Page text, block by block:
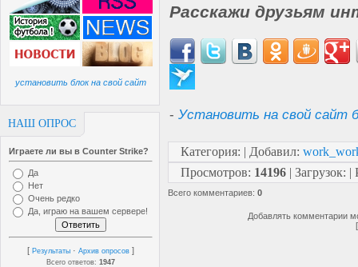
установить блок на свой сайт
НАШ ОПРОС
Играете ли вы в Counter Strike?
Да
Нет
Очень редко
Да, играю на вашем сервере!
[ Результаты · Архив опросов ]
Всего ответов: 1947
Расскажи друзьям
- Установить на свой сайт
Категория: | Добавил:
Просмотров: 14196 | Загрузок: |
Всего комментариев: 0
Добавлять комментарии